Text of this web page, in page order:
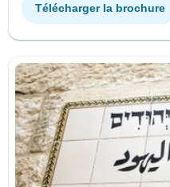
Télécharger la brochure